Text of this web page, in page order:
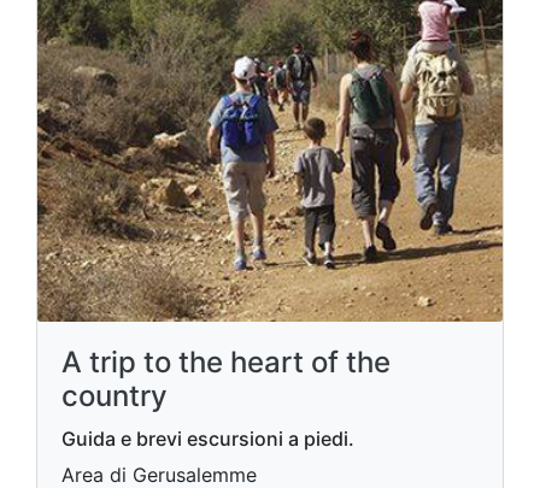
A trip to the heart of the
country
Guida e brevi escursioni a piedi.
Area di Gerusalemme